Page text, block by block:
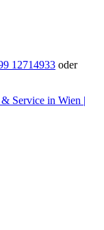
12714933 oder